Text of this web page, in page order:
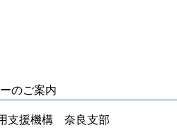
のご案内
支援機構 奈良支部